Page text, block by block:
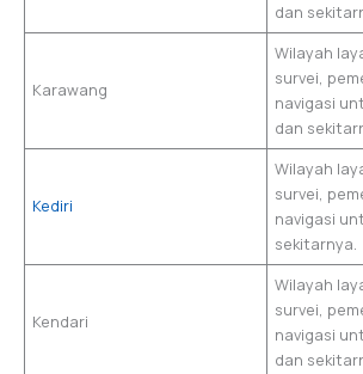
dan
Karawang
Wilayah
survei,
navigasi
dan
Kediri
Wilayah
survei,
navigasi
sekitarnya.
Kendari
Wilayah
survei,
navigasi
dan